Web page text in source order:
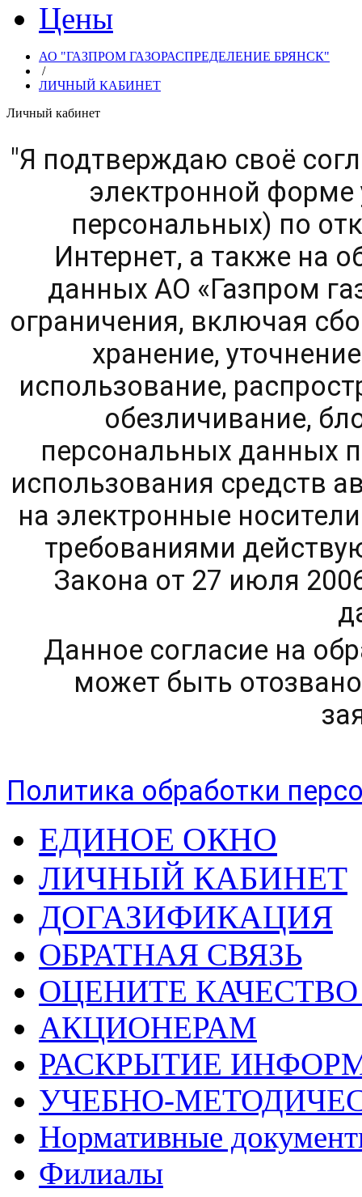
Цены
АО "ГАЗПРОМ ГАЗОРАСПРЕДЕЛЕНИЕ БРЯНСК"
/
ЛИЧНЫЙ КАБИНЕТ
Личный кабинет
"Я подтверждаю своё
электронной
персональных) по
Интернет, а также на
данных АО «Газпром
ограничения, включая
хранение,
использование,
обезличивание,
персональных данных
использования средств
на электронные
требованиями
Закона от 27 июля
Данное согласие на
может быть
Политика обработки
ЕДИНОЕ ОКНО
ЛИЧНЫЙ КАБИНЕТ
ДОГАЗИФИКАЦИЯ
ОБРАТНАЯ СВЯЗЬ
ОЦЕНИТЕ
АКЦИОНЕРАМ
РАСКРЫТИЕ
УЧЕБНО-
Нормативные
Филиалы